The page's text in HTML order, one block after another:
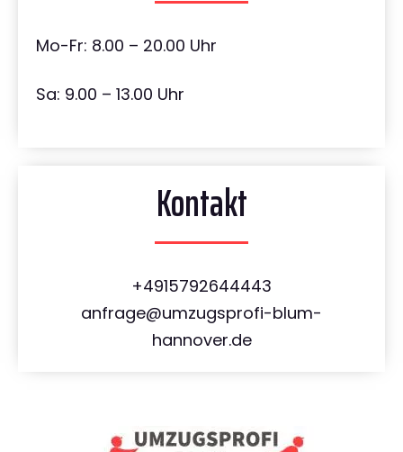
Mo-Fr: 8.00 – 20.00 Uhr
Sa: 9.00 – 13.00 Uhr
Kontakt
+4915792644443
anfrage@umzugsprofi-blum-
hannover.de